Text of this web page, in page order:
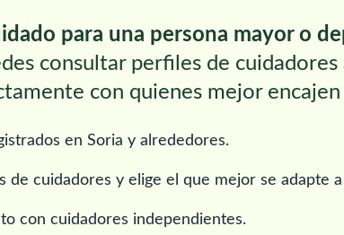
para una persona mayor o
consultar perfiles de
con quienes mejor
en Soria y alrededores.
de cuidadores y elige el que mejor se adapte
con cuidadores independientes.